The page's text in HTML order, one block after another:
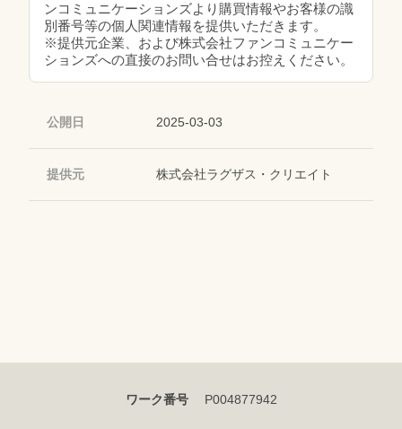
ンコミュニケーションズより購買情報やお客様の識
別番号等の個人関連情報を提供いただきます。
※提供元企業、および株式会社ファンコミュニケー
ションズへの直接のお問い合せはお控えください。
公開日 2025-03-03
提供元 株式会社ラグザス・クリエイト
ワーク番号 P004877942